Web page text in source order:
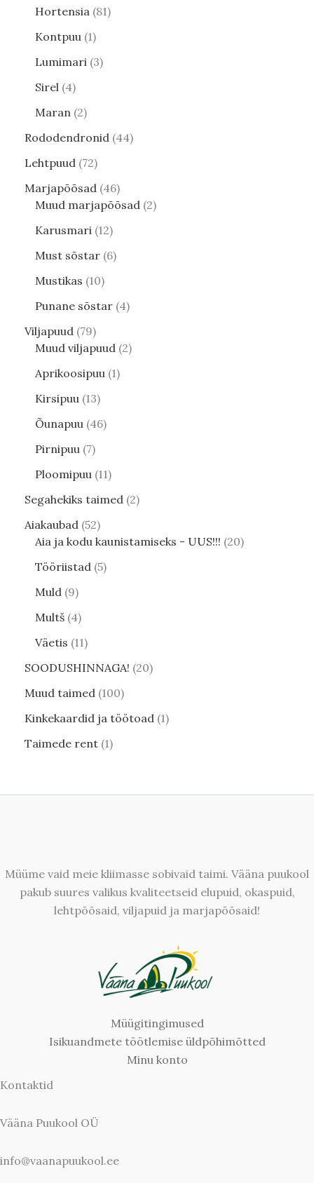
Hortensia 81
Kontpuu 1
Lumimari 3
Sirel 4
Maran 2
Rododendronid 44
Lehtpuud 72
Marjapõõsad 46
Muud marjapõõsad 2
Karusmari 12
Must sõstar 6
Mustikas 10
Punane sõstar 4
Viljapuud 79
Muud viljapuud 2
Aprikoosipuu 1
Kirsipuu 13
Õunapuu 46
Pirnipuu 7
Ploomipuu 11
Segahekiks taimed 2
Aiakaubad 52
Aia ja kodu kaunistamiseks - UUS!!! 20
Tööriistad 5
Muld 9
Multš 4
Väetis 11
SOODUSHINNAGA! 20
Muud taimed 100
Kinkekaardid ja töötoad 1
Taimede rent 1
Müüme vaid meie kliimasse sobivaid taimi. Vääna puukool
pakub suures valikus kvaliteetseid elupuid, okaspuid,
lehtpõõsaid, viljapuid ja marjapõõsaid!
Müügitingimused
Isikuandmete töötlemise üldpõhimõtted
Minu konto
Kontaktid
Vääna Puukool OÜ
info@vaanapuukool.ee